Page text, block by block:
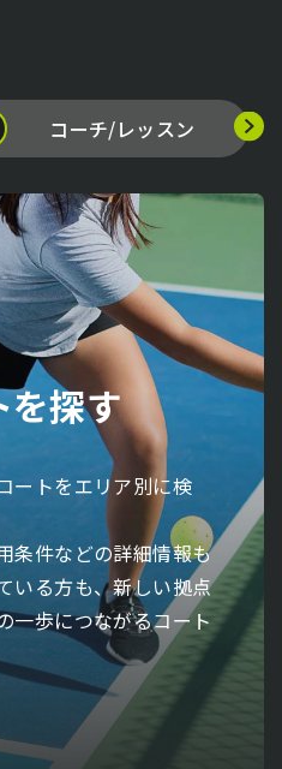
コーチ/レッスン
を探す
ートをエリア別に検
条件などの詳細情報も
いる方も、新しい拠点
一歩につながるコート
スンを探す
チ・レッスン情報を
、開催形式などの詳
びたい初心者の方
を目指す方も、自分
ら探せます。
探す
ボール大会をエリア
などの詳細情報も掲
競技として挑戦した
ながる大会をここか
を探す
ント情報をエリア別
などの詳細情報も掲
、仲間との交流を広
につながる機会をこ
を探す
クルをエリア別に検
件などの詳細情報も
も、継続してプレー
も、自分に合ったコ
けられます。